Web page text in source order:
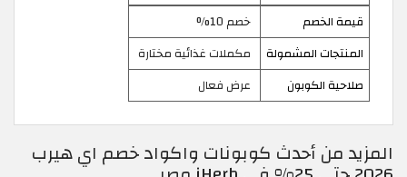
قيمة الخصم
خصم 10%
المنتجات المشمولة
مكملات غذائية مختارة
صلاحية الكوبون
عرض فعال
المزيد من أحدث كوبونات واكواد خصم اي هيرب